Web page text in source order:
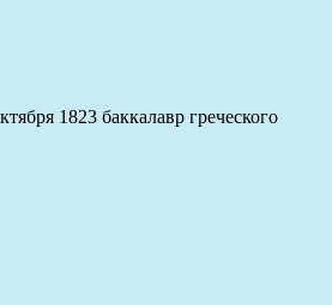
1823 баккалавр греческого